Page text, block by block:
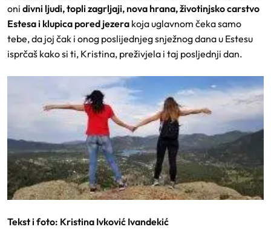
oni divni ljudi, topli zagrljaji, nova hrana, životinjsko carstvo
Estesa i klupica pored jezera koja uglavnom čeka samo
tebe, da joj čak i onog poslijednjeg snježnog dana u Estesu
isprčaš kako si ti, Kristina, preživjela i taj posljednji dan.
Tekst i foto: Kristina Ivković Ivandekić